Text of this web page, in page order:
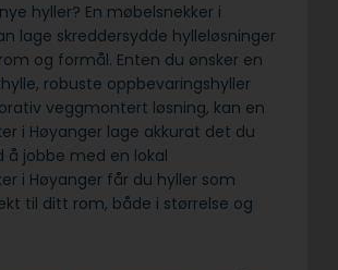
hyller? En møbelsnekker i
lage skreddersydde hylleløsninger
og formål. Enten du ønsker en
robuste oppbevaringshyller
veggmontert løsning, kan en
i Høyanger lage akkurat det du
å jobbe med en lokal
i Høyanger får du hyller som
til ditt rom, både i størrelse og